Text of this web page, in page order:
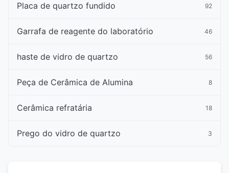
Placa de quartzo fundido 92
Garrafa de reagente do laboratório 46
haste de vidro de quartzo 56
Peça de Cerâmica de Alumina 8
Cerâmica refratária 18
Prego do vidro de quartzo 3